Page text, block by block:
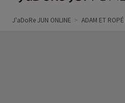
ン オンライン）
J'aDoRe JUN ONLINE ADAM ET